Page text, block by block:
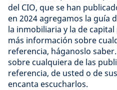
del CIO, que se han
en 2024 agregamos la guía
la inmobiliaria y la de
más información sobre
referencia, háganoslo
sobre cualquiera de las
referencia, de usted o de
encanta escucharlos.